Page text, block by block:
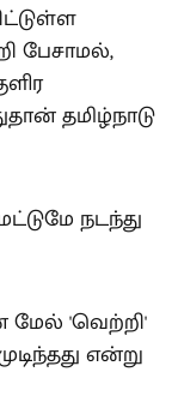
பேசாமல்,
தமிழ்நாடு
நடந்து
மேல் 'வெற்றி'
என்று